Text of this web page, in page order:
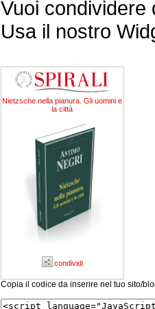
Vuoi condividere
Usa il nostro
Nietzsche nella pianura. Gli uomini e
la città
condividi
Copia il codice da inserire nel tuo sito/